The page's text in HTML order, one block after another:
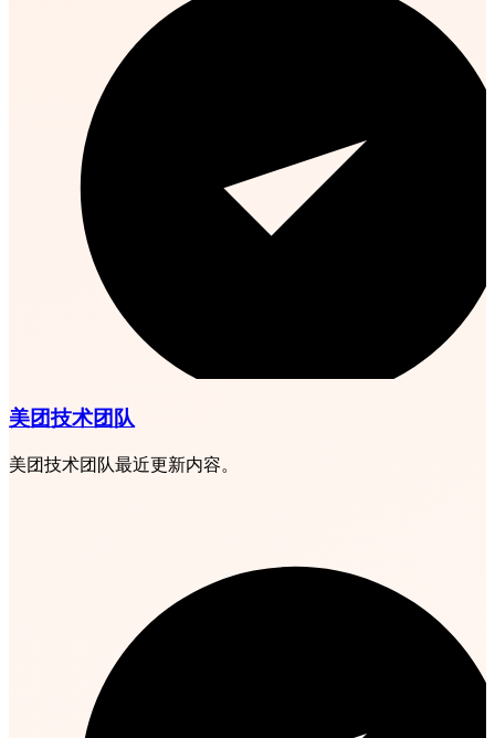
美团技术团队
美团技术团队最近更新内容。